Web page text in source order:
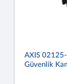
AXIS
Güvenlik